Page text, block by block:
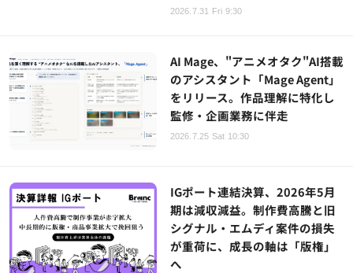
2026.7.31 Fri 9:30
AI Mage、"アニメオタク"AI搭載
のアシスタント「Mage Agent」
をリリース。作品理解に特化し
監修・企画業務に伴走
2026.7.25 Sat 10:30
IGポート連結決算、2026年5月
期は減収減益。制作費高騰と旧
シグナル・エムディ案件の損失
が重荷に、成長の軸は「版権」
へ